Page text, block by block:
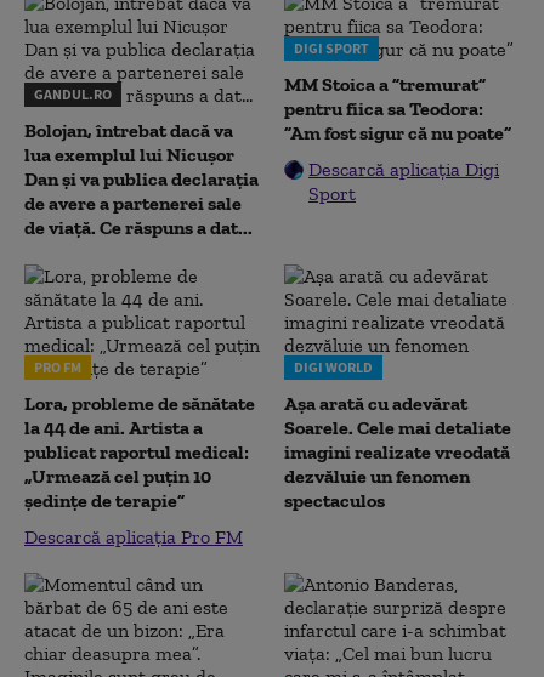
GANDUL.RO
Bolojan, întrebat dacă va
lua exemplul lui Nicușor
Dan și va publica declarația
de avere a partenerei sale
de viață. Ce răspuns a dat...
DIGI SPORT
MM Stoica a ”tremurat”
pentru fiica sa Teodora:
”Am fost sigur că nu poate”
Descarcă aplicația Digi
Sport
PRO FM
Lora, probleme de sănătate
la 44 de ani. Artista a
publicat raportul medical:
„Urmează cel puțin 10
ședințe de terapie”
Descarcă aplicația Pro FM
DIGI WORLD
Așa arată cu adevărat
Soarele. Cele mai detaliate
imagini realizate vreodată
dezvăluie un fenomen
spectaculos